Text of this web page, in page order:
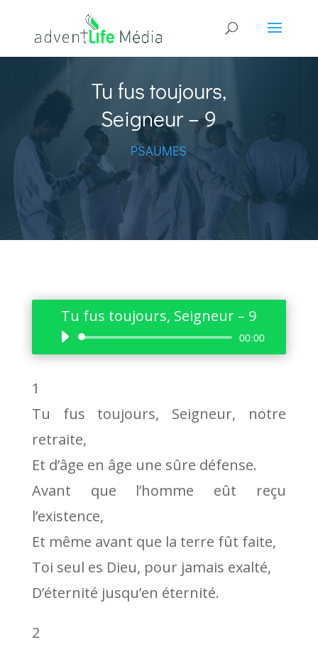
Tu fus toujours,
Seigneur – 9
PSAUMES
Tu fus toujours, Seigneur – 9
Lecteur
audio
00:00
1
Tu fus toujours, Seigneur, notre
retraite,
Et d’âge en âge une sûre défense.
Avant que l’homme eût reçu
l’existence,
Et même avant que la terre fût faite,
Toi seul es Dieu, pour jamais exalté,
D’éternité jusqu’en éternité.
2